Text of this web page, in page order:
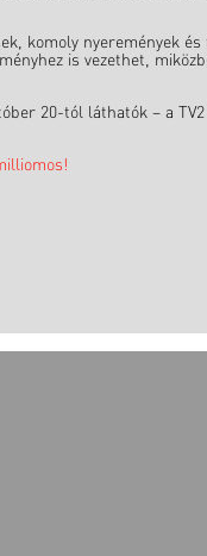
komoly nyeremények
is vezethet,
20-tól láthatók – a